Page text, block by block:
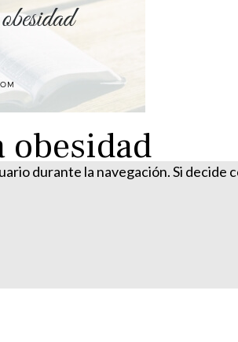
obesidad
durante la navegación. Si